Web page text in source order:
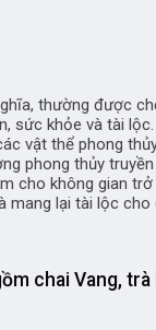
thường được
sức khỏe và tài
vật thể phong
phong thủy
cho không gian
mang lại tài lộc cho
chai Vang,